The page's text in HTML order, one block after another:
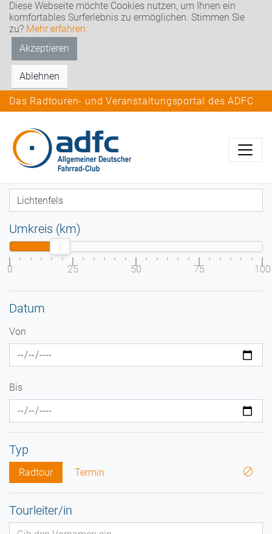
Diese Webseite möchte Cookies nutzen, um Ihnen ein
komfortables Surferlebnis zu ermöglichen. Stimmen Sie
zu? Mehr erfahren
Akzeptieren
Ablehnen
Das Radtouren- und Veranstaltungsportal des ADFC
Umkreis (km)
0 25 50 75 100
Datum
Von
Bis
Typ
Radtour Termin
Tourleiter/in